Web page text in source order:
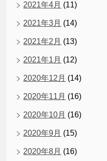
2021年4月 (11)
2021年3月 (14)
2021年2月 (13)
2021年1月 (12)
2020年12月 (14)
2020年11月 (16)
2020年10月 (16)
2020年9月 (15)
2020年8月 (16)